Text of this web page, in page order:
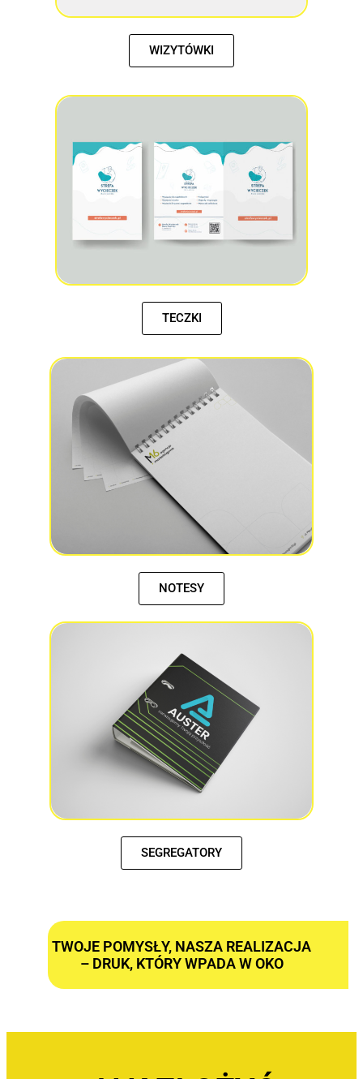
WIZYTÓWKI
TECZKI
NOTESY
SEGREGATORY
TWOJE POMYSŁY, NASZA REALIZACJA
– DRUK, KTÓRY WPADA W OKO